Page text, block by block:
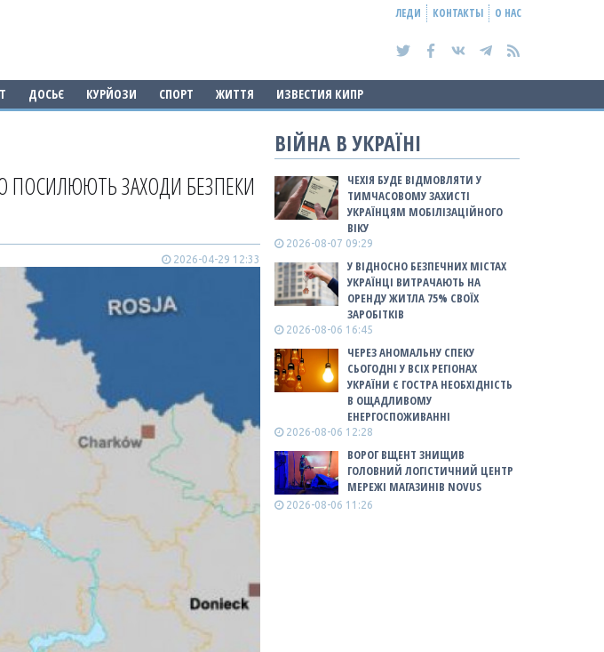
ЛЕДИ КОНТАКТЫ О НАС
ДОСЬЄ КУРЙОЗИ СПОРТ ЖИТТЯ ИЗВЕСТИЯ КИПР
ПОСИЛЮЮТЬ ЗАХОДИ БЕЗПЕКИ
2026-04-29 12:33
ВІЙНА В УКРАЇНІ
ЧЕХІЯ БУДЕ ВІДМОВЛЯТИ У
ТИМЧАСОВОМУ ЗАХИСТІ
УКРАЇНЦЯМ МОБІЛІЗАЦІЙНОГО
ВІКУ
2026-08-07 09:29
У ВІДНОСНО БЕЗПЕЧНИХ МІСТАХ
УКРАЇНЦІ ВИТРАЧАЮТЬ НА
ОРЕНДУ ЖИТЛА 75% СВОЇХ
ЗАРОБІТКІВ
2026-08-06 16:45
ЧЕРЕЗ АНОМАЛЬНУ СПЕКУ
СЬОГОДНІ У ВСІХ РЕГІОНАХ
УКРАЇНИ Є ГОСТРА НЕОБХІДНІСТЬ
В ОЩАДЛИВОМУ
ЕНЕРГОСПОЖИВАННІ
2026-08-06 12:28
ВОРОГ ВЩЕНТ ЗНИЩИВ
ГОЛОВНИЙ ЛОГІСТИЧНИЙ ЦЕНТР
МЕРЕЖІ МАГАЗИНІВ NOVUS
2026-08-06 11:26